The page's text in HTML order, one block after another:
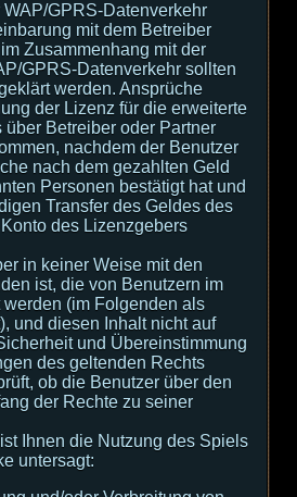
GPRS-Datenverkehr
mit dem Betreiber
Zusammenhang mit der
GPRS-Datenverkehr sollten
werden. Ansprüche
der Lizenz für die erweiterte
Betreiber oder Partner
nachdem der Benutzer
nach dem gezahlten Geld
Personen bestätigt hat und
Transfer des Geldes des
des Lizenzgebers
in keiner Weise mit den
ist, die von Benutzern im
(im Folgenden als
und diesen Inhalt nicht auf
und Übereinstimmung
des geltenden Rechts
ob die Benutzer über den
der Rechte zu seiner
Ihnen die Nutzung des Spiels
untersagt: